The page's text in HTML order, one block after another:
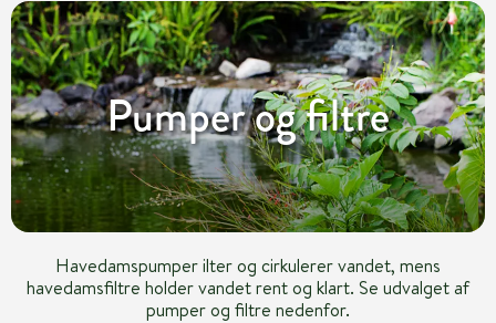
Pumper og filtre
Havedamspumper ilter og cirkulerer vandet, mens
havedamsfiltre holder vandet rent og klart. Se udvalget af
pumper og filtre nedenfor.